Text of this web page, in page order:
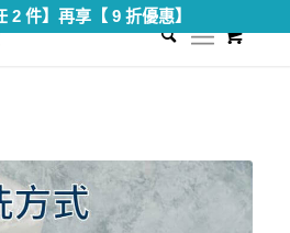
2 件】再享【 9 折優惠】
/枕頭清潔